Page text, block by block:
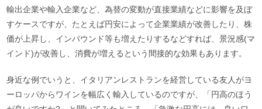
輸出企業や輸入企業など、為替の変動が直接業績などに影響を及ぼ
すケースですが、たとえば円安によって企業業績が改善したり、株
価が上昇し、インバウンド等も増えたりするなどすれば、景況感(マ
インド)が改善し、消費が増えるという間接的な効果もあります。
身近な例でいうと、イタリアンレストランを経営している友人がヨ
ーロッパからワインを幅広く輸入しているのですが、「円高のほう